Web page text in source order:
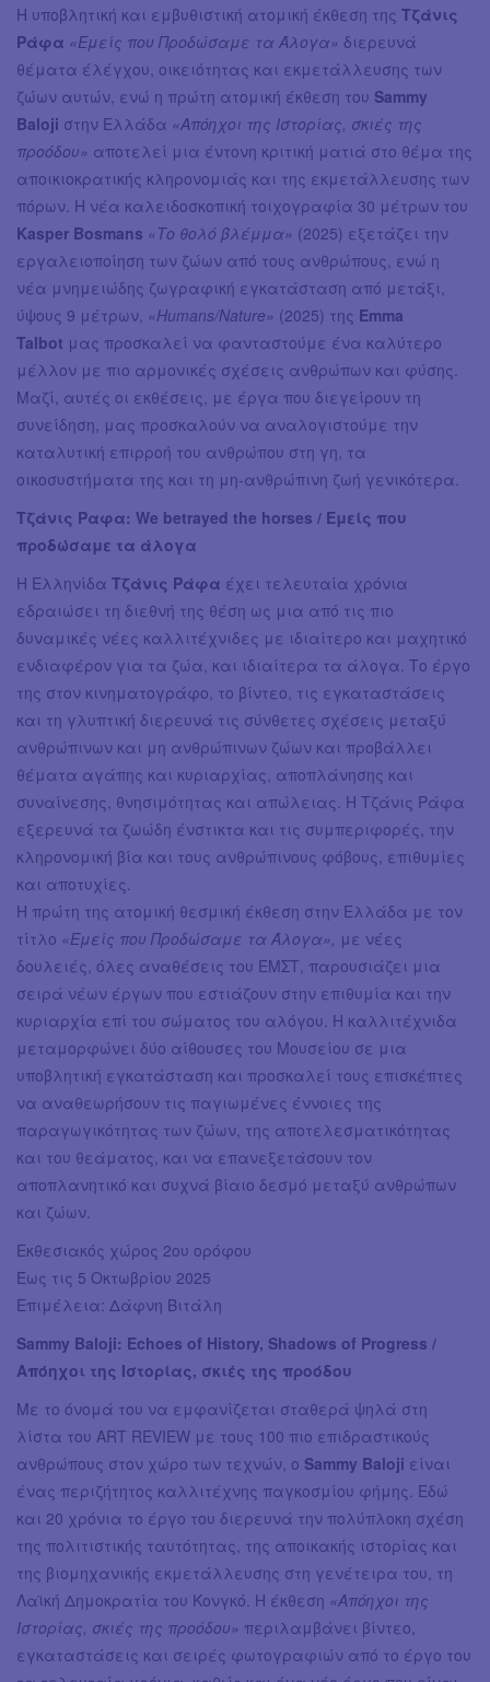
Η υποβλητική και εμβυθιστική ατομική έκθεση της Τζάνις
Ράφα «Εμείς που Προδώσαμε τα Άλογα» διερευνά
θέματα έλέγχου, οικειότητας και εκμετάλλευσης των
ζώων αυτών, ενώ η πρώτη ατομική έκθεση του Sammy
Baloji στην Ελλάδα «Απόηχοι της Ιστορίας, σκιές της
προόδου» αποτελεί μια έντονη κριτική ματιά στο θέμα της
αποικιοκρατικής κληρονομιάς και της εκμετάλλευσης των
πόρων. Η νέα καλειδοσκοπική τοιχογραφία 30 μέτρων του
Kasper Bosmans «Το θολό βλέμμα» (2025) εξετάζει την
εργαλειοποίηση των ζώων από τους ανθρώπους, ενώ η
νέα μνημειώδης ζωγραφική εγκατάσταση από μετάξι,
ύψους 9 μέτρων, «Humans/Nature» (2025) της Emma
Talbot μας προσκαλεί να φανταστούμε ένα καλύτερο
μέλλον με πιο αρμονικές σχέσεις ανθρώπων και φύσης.
Μαζί, αυτές οι εκθέσεις, με έργα που διεγείρουν τη
συνείδηση, μας προσκαλούν να αναλογιστούμε την
καταλυτική επιρροή του ανθρώπου στη γη, τα
οικοσυστήματα της και τη μη-ανθρώπινη ζωή γενικότερα.
Τζάνις Ραφα: We betrayed the horses / Εμείς που
προδώσαμε τα άλογα
Η Ελληνίδα Τζάνις Ράφα έχει τελευταία χρόνια
εδραιώσει τη διεθνή της θέση ως μια από τις πιο
δυναμικές νέες καλλιτέχνιδες με ιδιαίτερο και μαχητικό
ενδιαφέρον για τα ζώα, και ιδιαίτερα τα άλογα. Το έργο
της στον κινηματογράφο, το βίντεο, τις εγκαταστάσεις
και τη γλυπτική διερευνά τις σύνθετες σχέσεις μεταξύ
ανθρώπινων και μη ανθρώπινων ζώων και προβάλλει
θέματα αγάπης και κυριαρχίας, αποπλάνησης και
συναίνεσης, θνησιμότητας και απώλειας. Η Τζάνις Ράφα
εξερευνά τα ζωώδη ένστικτα και τις συμπεριφορές, την
κληρονομική βία και τους ανθρώπινους φόβους, επιθυμίες
και αποτυχίες.
Η πρώτη της ατομική θεσμική έκθεση στην Ελλάδα με τον
τίτλο «Εμείς που Προδώσαμε τα Άλογα», με νέες
δουλειές, όλες αναθέσεις του ΕΜΣΤ, παρουσιάζει μια
σειρά νέων έργων που εστιάζουν στην επιθυμία και την
κυριαρχία επί του σώματος του αλόγου. Η καλλιτέχνιδα
μεταμορφώνει δύο αίθουσες του Μουσείου σε μια
υποβλητική εγκατάσταση και προσκαλεί τους επισκέπτες
να αναθεωρήσουν τις παγιωμένες έννοιες της
παραγωγικότητας των ζώων, της αποτελεσματικότητας
και του θεάματος, και να επανεξετάσουν τον
αποπλανητικό και συχνά βίαιο δεσμό μεταξύ ανθρώπων
και ζώων.
Εκθεσιακός χώρος 2ου ορόφου
Έως τις 5 Οκτωβρίου 2025
Επιμέλεια: Δάφνη Βιτάλη
Sammy Baloji: Echoes of History, Shadows of Progress /
Απόηχοι της Ιστορίας, σκιές της προόδου
Με το όνομά του να εμφανίζεται σταθερά ψηλά στη
λίστα του ΑRT REVIEW με τους 100 πιο επιδραστικούς
ανθρώπους στον χώρο των τεχνών, ο Sammy Baloji είναι
ένας περιζήτητος καλλιτέχνης παγκοσμίου φήμης. Εδώ
και 20 χρόνια το έργο του διερευνά την πολύπλοκη σχέση
της πολιτιστικής ταυτότητας, της αποικακής ιστορίας και
της βιομηχανικής εκμετάλλευσης στη γενέτειρα του, τη
Λαϊκή Δημοκρατία του Κονγκό. Η έκθεση «Απόηχοι της
Ιστορίας, σκιές της προόδου» περιλαμβάνει βίντεο,
εγκαταστάσεις και σειρές φωτογραφιών από το έργο του